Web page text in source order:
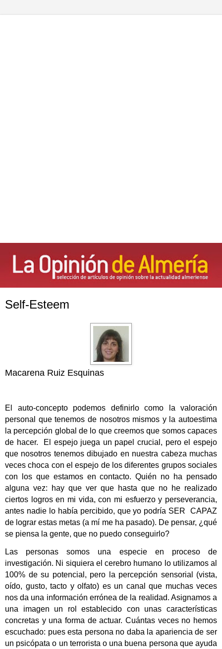
Self-Esteem
Macarena Ruiz Esquinas
El auto-concepto podemos definirlo como la valoración
personal que tenemos de nosotros mismos y la autoestima
la percepción global de lo que creemos que somos capaces
de hacer.
El espejo juega un papel crucial, pero el espejo
que nosotros tenemos dibujado en nuestra cabeza muchas
veces choca con el espejo de los diferentes grupos sociales
con los que estamos en contacto. Quién no ha pensado
alguna vez: hay que ver que hasta que no he realizado
ciertos logros en mi vida, con mi esfuerzo y perseverancia,
antes nadie lo había percibido, que yo podría SER
CAPAZ
de lograr estas metas (a mí me ha pasado). De pensar, ¿qué
se piensa la gente, que no puedo conseguirlo?
Las personas somos una especie en proceso de
investigación. Ni siquiera el cerebro humano lo utilizamos al
100% de su potencial, pero la percepción sensorial (vista,
oído, gusto, tacto y olfato) es un canal que muchas veces
nos da una información errónea de la realidad. Asignamos a
una imagen un rol establecido con unas características
concretas y una forma de actuar. Cuántas veces no hemos
escuchado: pues esta persona no daba la apariencia de ser
un psicópata o un terrorista o una buena persona que ayuda